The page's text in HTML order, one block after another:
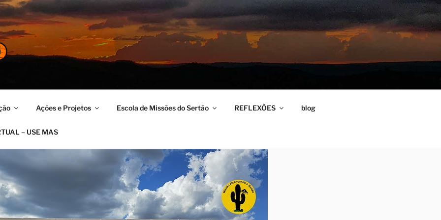
Ações e Projetos Escola de Missões do Sertão REFLEXÕES blog
– USE MAS